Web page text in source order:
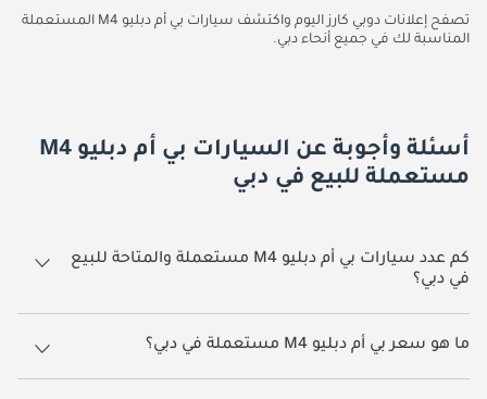
تصفح إعلانات دوبي كارز اليوم واكتشف سيارات بي أم دبليو M4 المستعملة
المناسبة لك في جميع أنحاء دبي.
أسئلة وأجوبة عن السيارات بي أم دبليو M4
مستعملة للبيع في دبي
كم عدد سيارات بي أم دبليو M4 مستعملة والمتاحة للبيع
في دبي؟
26 سيارة بي أم دبليو M4 مستعملة متوفرة للبيع في دبي.
ما هو سعر بي أم دبليو M4 مستعملة في دبي؟
يبدأ سعر سيارة بي أم دبليو M4 مستعملة في دبي 163,450.